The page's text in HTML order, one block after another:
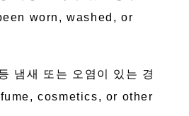
worn, washed, or
냄새 또는 오염이 있는 경
cosmetics, or other